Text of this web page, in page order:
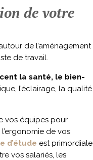
de votre
de l’aménagement
de travail.
la santé, le bien-
l’éclairage, la qualité
vos équipes pour
de vos
d’étude est primordiale
vos salariés, les